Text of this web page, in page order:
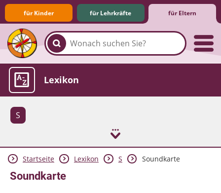
für Kinder für Lehrkräfte für Eltern
Familie & Medien
Spieletipps & Lernsoftware
Die Jüngsten im Netz
Lexikon
S
Aktuelles
Startseite Lexikon S Soundkarte
Soundkarte